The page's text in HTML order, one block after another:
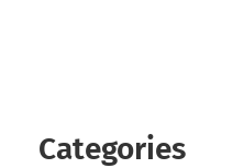
Categories